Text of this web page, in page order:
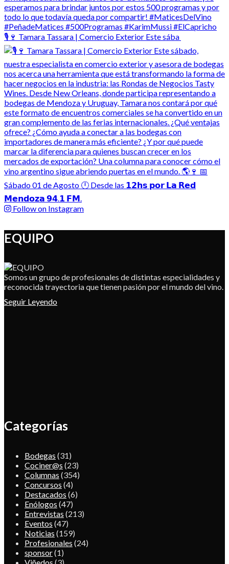
🎙️🍷 Tamara Tassara | Comercio Exterior Este sába
Follow on Instagram
EQUIPO
Somos un grupo de profesionales de distintas especialidades y
reconocida trayectoria que tienen pasión por el mundo del vino.
Seguir Leyendo
Categorías
Bodegas (31)
Cociner@s (23)
Columnas (354)
Concursos (4)
Destacados (6)
Enólogos (47)
Entrevistas (213)
Eventos (47)
Noticias (159)
Profesionales (24)
sponsor(1)
Viñedos (3)